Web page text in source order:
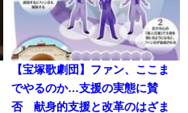
【宝塚歌劇団】ファン、ここま
でやるのか…支援の実態に賛
否 献身的支援と改革のはざま